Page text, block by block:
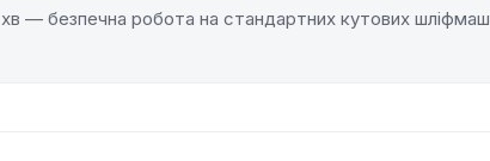
хв — безпечна робота на стандартних кутових